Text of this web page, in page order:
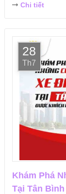
Chi tiết
28
Th7
Khám Phá
Tại Tân